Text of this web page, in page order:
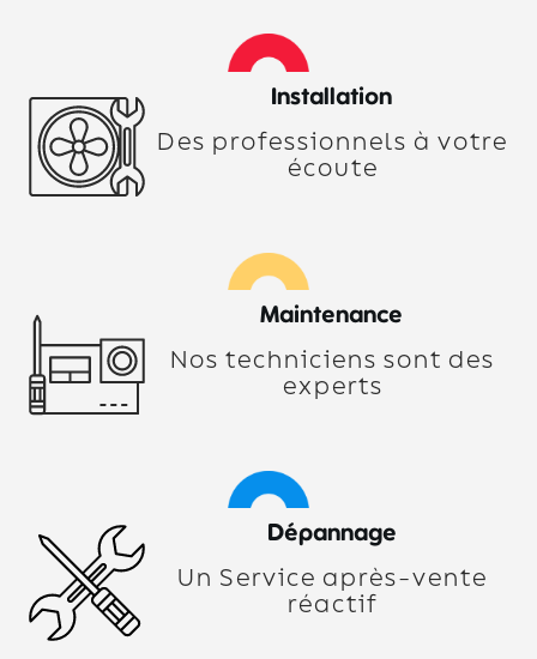
Installation
Des professionnels à votre
écoute
Maintenance
Nos techniciens sont des
experts
Dépannage
Un Service après-vente
réactif